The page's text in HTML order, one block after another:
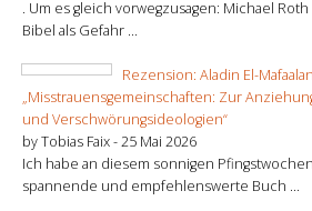
. Um es gleich vorwegzusagen: Michael
Bibel als Gefahr ...
Rezension: Aladin El-
„Misstrauensgemeinschaften: Zur
und Verschwörungsideologien“
by Tobias Faix -25 Mai 2026
Ich habe an diesem sonnigen
spannende und empfehlenswerte Buch ...